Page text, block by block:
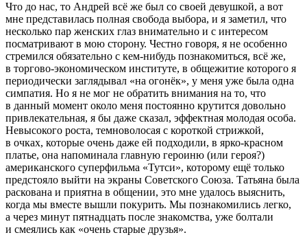
Что до нас, то Андрей всё же был со своей девушкой, а вот
мне представилась полная свобода выбора, и я заметил, что
несколько пар женских глаз внимательно и с интересом
посматривают в мою сторону. Честно говоря, я не особенно
стремился обязательно с кем-нибудь познакомиться, всё же,
в торгово-экономическом институте, в общежитие которого я
периодически заглядывал «на огонёк», у меня уже была одна
симпатия. Но я не мог не обратить внимания на то, что
в данный момент около меня постоянно крутится довольно
привлекательная, я бы даже сказал, эффектная молодая особа.
Невысокого роста, темноволосая с короткой стрижкой,
в очках, которые очень даже ей подходили, в ярко-красном
платье, она напоминала главную героиню (или героя?)
американского суперфильма «Тутси», которому ещё только
предстояло выйти на экраны Советского Союза. Татьяна была
раскована и приятна в общении, это мне удалось выяснить,
когда мы вместе вышли покурить. Мы познакомились легко,
а через минут пятнадцать после знакомства, уже болтали
и смеялись как «очень старые друзья».